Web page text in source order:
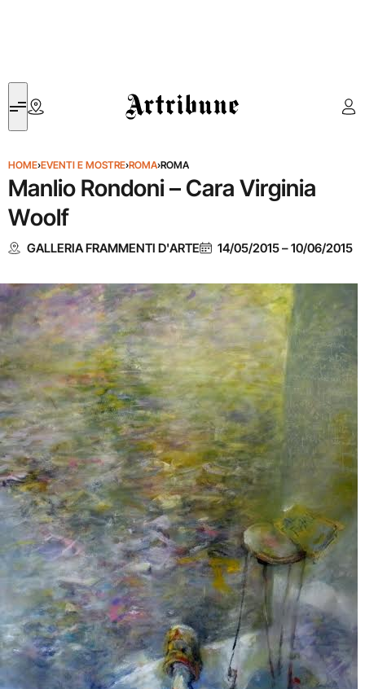
Artribune
HOME›EVENTI E MOSTRE›ROMA›ROMA
Manlio Rondoni – Cara Virginia
Woolf
GALLERIA FRAMMENTI D'ARTE 14/05/2015–10/06/2015